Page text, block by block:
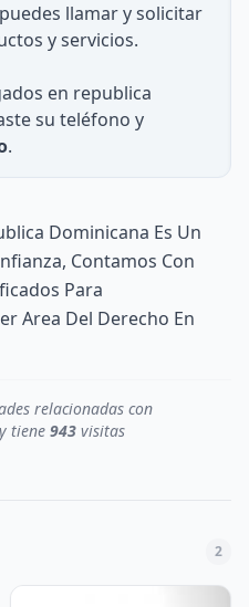
llamar y solicitar
y servicios.
en republica
su teléfono y
.
Dominicana Es Un
Contamos Con
Para
Area Del Derecho En
relacionadas con
y tiene 943 visitas
2